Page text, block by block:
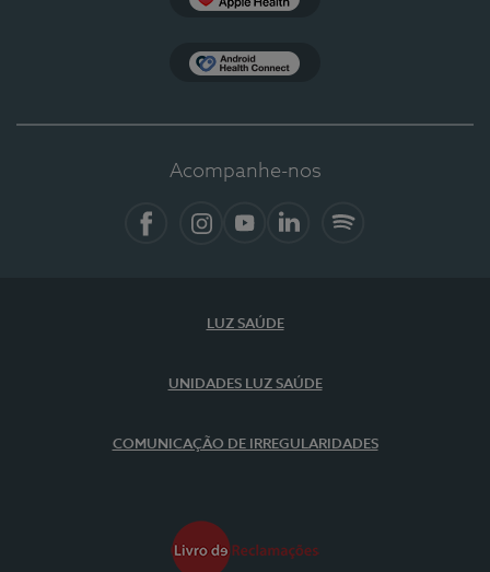
Acompanhe-nos
LUZ SAÚDE
UNIDADES LUZ SAÚDE
COMUNICAÇÃO DE IRREGULARIDADES